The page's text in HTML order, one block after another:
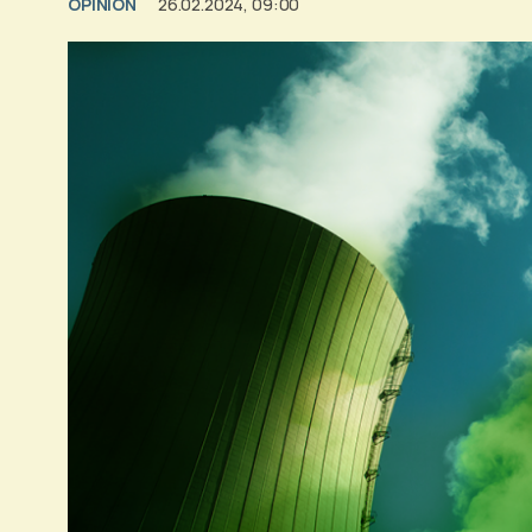
OPINION 26.02.2024, 09:00